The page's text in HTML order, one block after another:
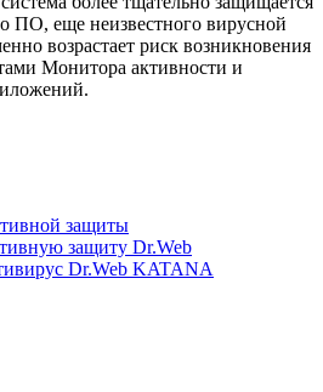
ПО, еще неизвестного вирусной
возрастает риск возникновения
Монитора активности и
защиты
защиту Dr.Web
Dr.Web KATANA